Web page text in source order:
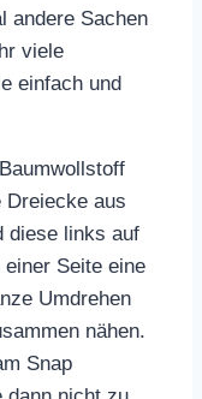
andere Sachen
viele
einfach und
Dreiecke aus
diese links auf
einer Seite eine
Umdrehen
nähen.
Snap